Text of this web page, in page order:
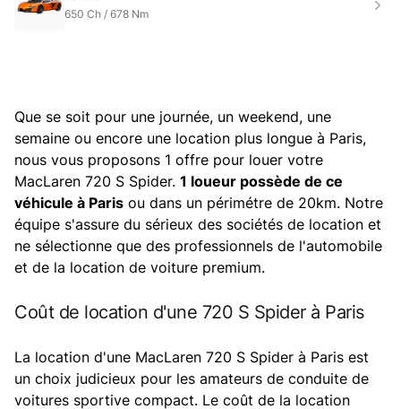
650 Ch / 678 Nm
Que se soit pour une journée, un weekend, une
semaine ou encore une location plus longue à Paris,
nous vous proposons 1 offre pour louer votre
MacLaren 720 S Spider. 1 loueur possède de ce
véhicule à Paris ou dans un périmétre de 20km. Notre
équipe s'assure du sérieux des sociétés de location et
ne sélectionne que des professionnels de l'automobile
et de la location de voiture premium.
Coût de location d'une 720 S Spider à Paris
La location d'une MacLaren 720 S Spider à Paris est
un choix judicieux pour les amateurs de conduite de
voitures sportive compact. Le coût de la location